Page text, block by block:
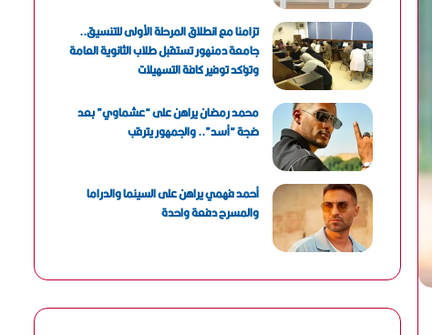
تزامنا مع انطلاق المرحلة الأولى للتنسيق..
جامعة دمنهور تستقبل طلاب الثانوية العامة
وتؤكد توفير كافة التسهيلات
محمد رمضان يراهن على “عشماوي” بعد
ضجة “أسد”.. والجمهور يترقب
أحمد فهمي يراهن على السينما والدراما
والمسرح دفعة واحدة